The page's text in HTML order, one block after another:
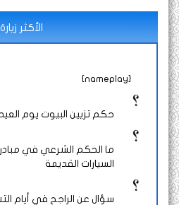
الأكثر زيارة
{nameplay}
حكم تزيين البيوت يوم العيد
ما الحكم الشرعي في
السيارات القديمة
سؤال عن الراجح في أيام